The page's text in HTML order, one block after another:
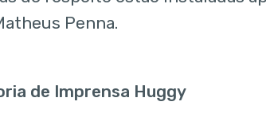
Penna.
de Imprensa Huggy